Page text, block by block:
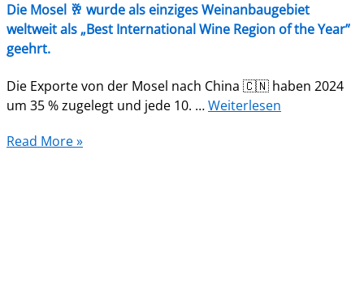
Die Mosel 🥂 wurde als einziges Weinanbaugebiet
weltweit als „Best International Wine Region of the Year”
geehrt.
Die Exporte von der Mosel nach China 🇨🇳 haben 2024
um 35 % zugelegt und jede 10. …Weiterlesen
Read More »